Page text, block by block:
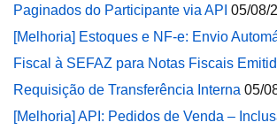
Paginados do Participante via API 05/08/
[Melhoria] Estoques e NF-e: Envio
Fiscal à SEFAZ para Notas Fiscais
Requisição de Transferência Interna 05/
[Melhoria] API: Pedidos de Venda –